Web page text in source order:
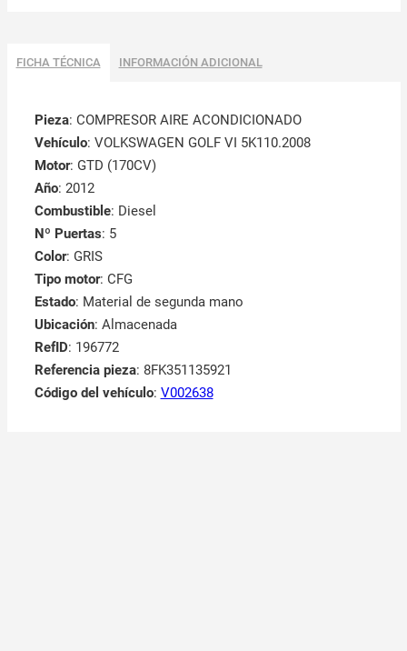
FICHA TÉCNICA INFORMACIÓN ADICIONAL
Pieza: COMPRESOR AIRE ACONDICIONADO
Vehículo: VOLKSWAGEN GOLF VI 5K110.2008
Motor: GTD (170CV)
Año: 2012
Combustible: Diesel
Nº Puertas: 5
Color: GRIS
Tipo motor: CFG
Estado: Material de segunda mano
Ubicación: Almacenada
RefID: 196772
Referencia pieza: 8FK351135921
Código del vehículo: V002638